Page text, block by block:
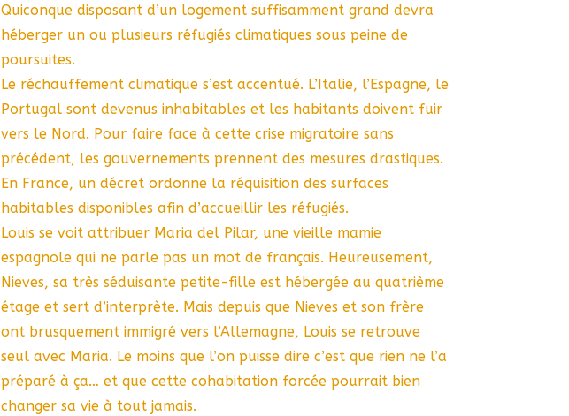
Quiconque disposant d’un logement suffisamment grand devra
héberger un ou plusieurs réfugiés climatiques sous peine de
poursuites.
Le réchauffement climatique s’est accentué. L’Italie, l’Espagne, le
Portugal sont devenus inhabitables et les habitants doivent fuir
vers le Nord. Pour faire face à cette crise migratoire sans
précédent, les gouvernements prennent des mesures drastiques.
En France, un décret ordonne la réquisition des surfaces
habitables disponibles afin d’accueillir les réfugiés.
Louis se voit attribuer Maria del Pilar, une vieille mamie
espagnole qui ne parle pas un mot de français. Heureusement,
Nieves, sa très séduisante petite-fille est hébergée au quatrième
étage et sert d’interprète. Mais depuis que Nieves et son frère
ont brusquement immigré vers l’Allemagne, Louis se retrouve
seul avec Maria. Le moins que l’on puisse dire c’est que rien ne l’a
préparé à ça… et que cette cohabitation forcée pourrait bien
changer sa vie à tout jamais.